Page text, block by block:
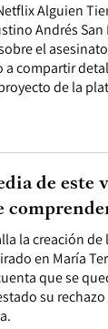
Alguien
Andrés
el
compartir
de la
la creación
en María
que se
su
de este